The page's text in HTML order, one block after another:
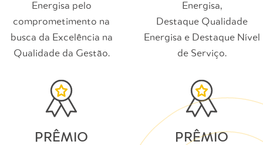
Energisa pelo
comprometimento na
busca da Excelência na
Qualidade da Gestão.
Energisa,
Destaque Qualidade
Energisa e Destaque Nível
de Serviço.
PRÊMIO
PRÊMIO